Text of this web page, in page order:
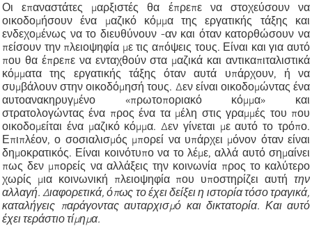
Οι επαναστάτες μαρξιστές θα έπρεπε να στοχεύσουν να
οικοδομήσουν ένα μαζικό κόμμα της εργατικής τάξης και
ενδεχομένως να το διευθύνουν -αν και όταν κατορθώσουν να
πείσουν την πλειοψηφία με τις απόψεις τους. Είναι και για αυτό
που θα έπρεπε να ενταχθούν στα μαζικά και αντικαπιταλιστικά
κόμματα της εργατικής τάξης όταν αυτά υπάρχουν, ή να
συμβάλουν στην οικοδόμησή τους. Δεν είναι οικοδομώντας ένα
αυτοανακηρυγμένο «πρωτοποριακό κόμμα» και
στρατολογώντας ένα προς ένα τα μέλη στις γραμμές του που
οικοδομείται ένα μαζικό κόμμα. Δεν γίνεται με αυτό το τρόπο.
Επιπλέον, ο σοσιαλισμός μπορεί να υπάρχει μόνον όταν είναι
δημοκρατικός. Είναι κοινότυπο να το λέμε, αλλά αυτό σημαίνει
πως δεν μπορείς να αλλάξεις την κοινωνία προς το καλύτερο
χωρίς μια κοινωνική πλειοψηφία που υποστηρίζει αυτή την
αλλαγή. Διαφορετικά, όπως το έχει δείξει η ιστορία τόσο τραγικά,
καταλήγεις παράγοντας αυταρχισμό και δικτατορία. Και αυτό
έχει τεράστιο τίμημα.